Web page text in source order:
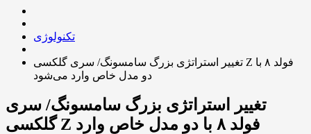
تکنولوژی
تغییر استراتژی بزرگ سامسونگ/ سری گلکسی Z فولد ۸ با
دو مدل خاص وارد می‌شود
تغییر استراتژی بزرگ سامسونگ/ سری
گلکسی Z فولد ۸ با دو مدل خاص وارد